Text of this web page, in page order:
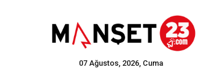
07 Ağustos, 2026, Cuma